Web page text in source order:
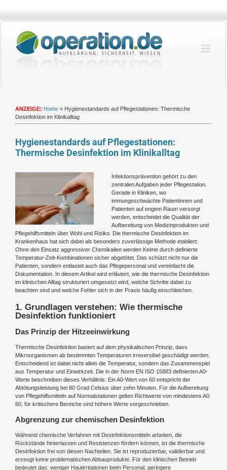
springen
ANZEIGE: Home » Hygienestandards auf Pflegestationen: Thermische
Desinfektion im Klinikalltag
Hygienestandards auf Pflegestationen:
Thermische Desinfektion im Klinikalltag
Infektionsprävention gehört zu den
zentralen Aufgaben jeder Pflegestation.
Gerade in Kliniken, wo
immungeschwächte Patientinnen und
Patienten auf engem Raum versorgt
werden, entscheidet die Qualität der
Aufbereitung von Medizinprodukten und
Pflegehilfsmitteln über Wohl und Risiko. Die thermische Desinfektion im
Krankenhaus hat sich dabei als besonders zuverlässige Methode etabliert:
Ohne den Einsatz aggressiver Chemikalien werden Keime durch definierte
Temperatur-Zeit-Kombinationen sicher abgetötet. Das schützt nicht nur die
Patienten, sondern entlastet auch das Pflegepersonal und vereinfacht die
Dokumentation. In diesem Artikel wird erläutert, wie die thermische Desinfektion
im klinischen Alltag strukturiert umgesetzt wird, welche Schritte dabei zu
beachten sind und welche Fehler sich in der Praxis häufig einschleichen.
1. Grundlagen verstehen: Wie thermische
Desinfektion funktioniert
Das Prinzip der Hitzeeinwirkung
Thermische Desinfektion basiert auf dem physikalischen Prinzip, dass
Mikroorganismen ab bestimmten Temperaturen irreversibel geschädigt werden.
Entscheidend ist dabei nicht allein die Temperatur, sondern das Zusammenspiel
aus Temperatur und Einwirkzeit. Die in der Norm EN ISO 15883 definierten A0-
Werte beschreiben dieses Verhältnis: Ein A0-Wert von 60 entspricht der
Abtötungsleistung bei 80 Grad Celsius über zehn Minuten. Für die Aufbereitung
von Pflegehilfsmitteln auf Normalstationen gelten Richtwerte von mindestens A0
60, für kritischere Bereiche sind höhere Werte vorgeschrieben.
Abgrenzung zur chemischen Desinfektion
Während chemische Verfahren mit Desinfektionsmitteln arbeiten, die
Rückstände hinterlassen und Resistenzen fördern können, ist die thermische
Desinfektion frei von diesen Nachteilen. Sie ist reproduzierbar, validierbar und
erzeugt keine problematischen Abbauprodukte. Für den klinischen Betrieb
bedeutet das: weniger Hautirritationen beim Personal, geringere